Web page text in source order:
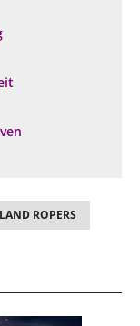
ROPERS